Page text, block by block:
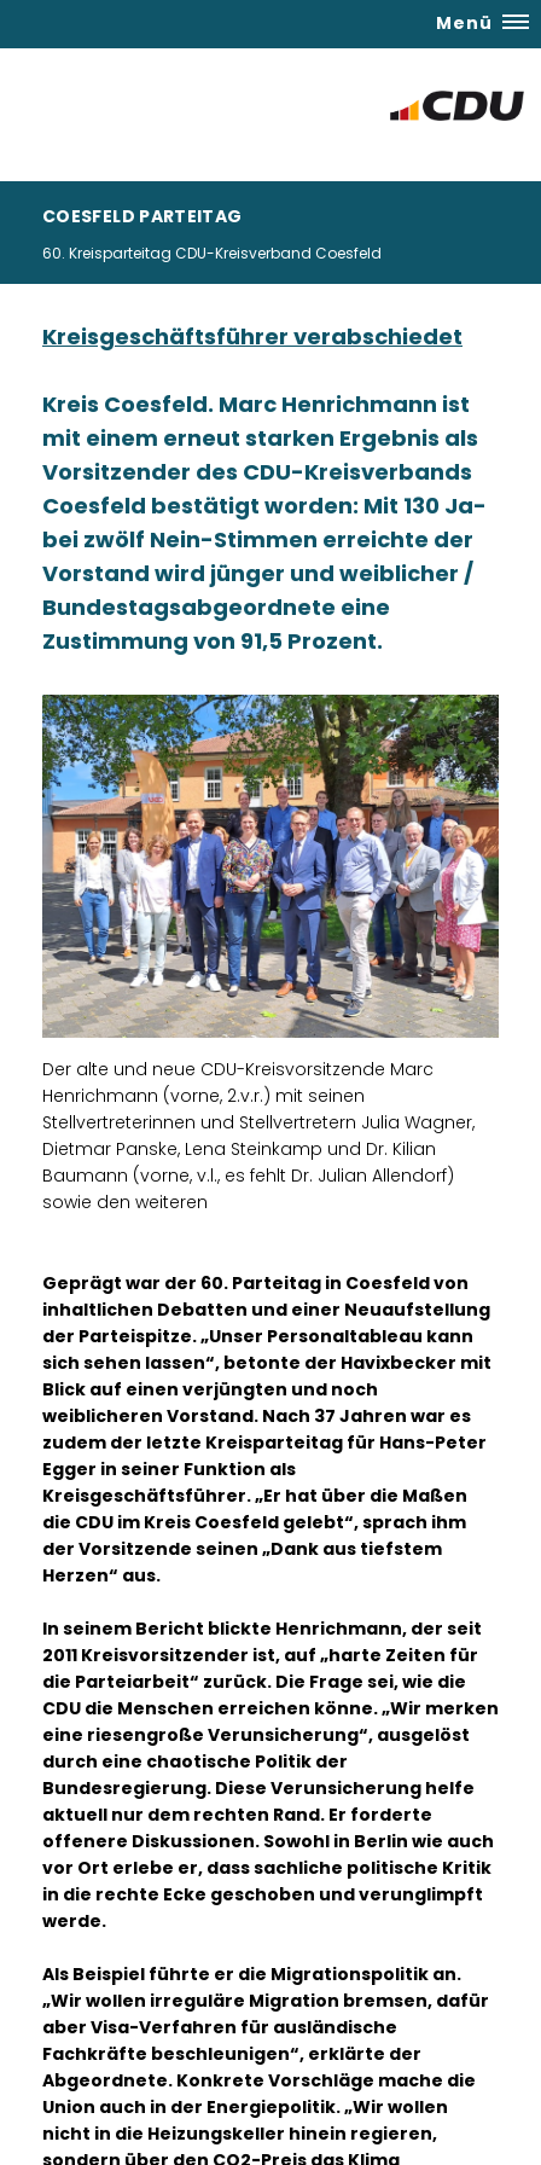
Menü
COESFELD PARTEITAG
60. Kreisparteitag CDU-Kreisverband Coesfeld
Kreisgeschäftsführer verabschiedet
Kreis Coesfeld. Marc Henrichmann ist
mit einem erneut starken Ergebnis als
Vorsitzender des CDU-Kreisverbands
Coesfeld bestätigt worden: Mit 130 Ja-
bei zwölf Nein-Stimmen erreichte der
Vorstand wird jünger und weiblicher /
Bundestagsabgeordnete eine
Zustimmung von 91,5 Prozent.
Der alte und neue CDU-Kreisvorsitzende Marc
Henrichmann (vorne, 2.v.r.) mit seinen
Stellvertreterinnen und Stellvertretern Julia Wagner,
Dietmar Panske, Lena Steinkamp und Dr. Kilian
Baumann (vorne, v.l., es fehlt Dr. Julian Allendorf)
sowie den weiteren
Geprägt war der 60. Parteitag in Coesfeld von
inhaltlichen Debatten und einer Neuaufstellung
der Parteispitze. „Unser Personaltableau kann
sich sehen lassen“, betonte der Havixbecker mit
Blick auf einen verjüngten und noch
weiblicheren Vorstand. Nach 37 Jahren war es
zudem der letzte Kreisparteitag für Hans-Peter
Egger in seiner Funktion als
Kreisgeschäftsführer. „Er hat über die Maßen
die CDU im Kreis Coesfeld gelebt“, sprach ihm
der Vorsitzende seinen „Dank aus tiefstem
Herzen“ aus.
In seinem Bericht blickte Henrichmann, der seit
2011 Kreisvorsitzender ist, auf „harte Zeiten für
die Parteiarbeit“ zurück. Die Frage sei, wie die
CDU die Menschen erreichen könne. „Wir merken
eine riesengroße Verunsicherung“, ausgelöst
durch eine chaotische Politik der
Bundesregierung. Diese Verunsicherung helfe
aktuell nur dem rechten Rand. Er forderte
offenere Diskussionen. Sowohl in Berlin wie auch
vor Ort erlebe er, dass sachliche politische Kritik
in die rechte Ecke geschoben und verunglimpft
werde.
Als Beispiel führte er die Migrationspolitik an.
Wir wollen irreguläre Migration bremsen, dafür
aber Visa-Verfahren für ausländische
Fachkräfte beschleunigen“, erklärte der
Abgeordnete. Konkrete Vorschläge mache die
Union auch in der Energiepolitik. „Wir wollen
nicht in die Heizungskeller hinein regieren,
sondern über den CO2-Preis das Klima